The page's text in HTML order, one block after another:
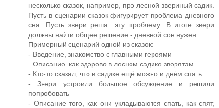
несколько сказок, например, про лесной звериный садик.
Пусть в сценарии сказок фигурирует проблема дневного
сна. Пусть звери решат эту проблему. В итоге звери
должны найти общее решение - дневной сон нужен.
Примерный сценарий одной из сказок:
- Введение, знакомство с главными героями
- Описание, как здорово в лесном садике зверятам
- Кто-то сказал, что в садике ещё можно и днём спать
- Звери устроили большое обсуждение и решили
попробовать
- Описание того, как они укладываются спать, как спят,